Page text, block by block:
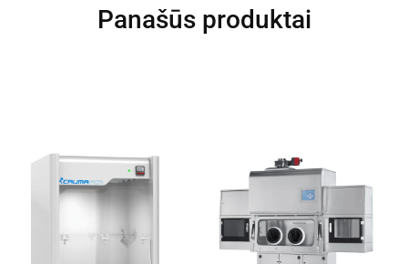
Panašūs produktai